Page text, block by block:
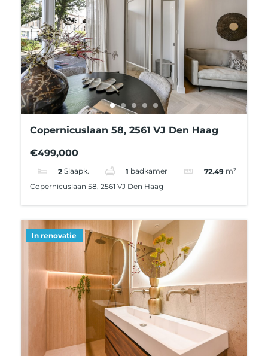
Copernicuslaan 58, 2561 VJ Den Haag
€499,000
2 Slaapk. 1 badkamer 72.49 m²
Copernicuslaan 58, 2561 VJ Den Haag
In renovatie